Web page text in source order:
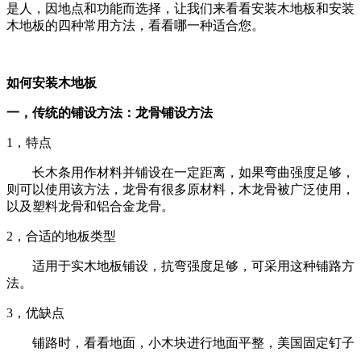
是人，因地点和功能而选择，让我们来看看安装木地板和安装
木地板的四种常用方法，看看哪一种适合您。
如何安装木地板
一，传统的铺设方法：龙骨铺设方法
1，特点
长木条用作材料并铺设在一定距离，如果弯曲强度足够，
则可以使用该方法，龙骨有很多原材料，木龙骨被广泛使用，
以及塑料龙骨和铝合金龙骨。
2，合适的地板类型
适用于实木地板铺设，抗弯强度足够，可采用这种铺路方
法。
3，优缺点
铺路时，看看地面，小木块进行地面平整，美国固定钉子